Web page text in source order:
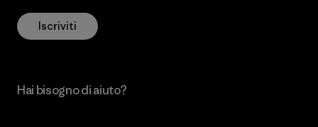
Iscriviti
Hai bisogno di aiuto?